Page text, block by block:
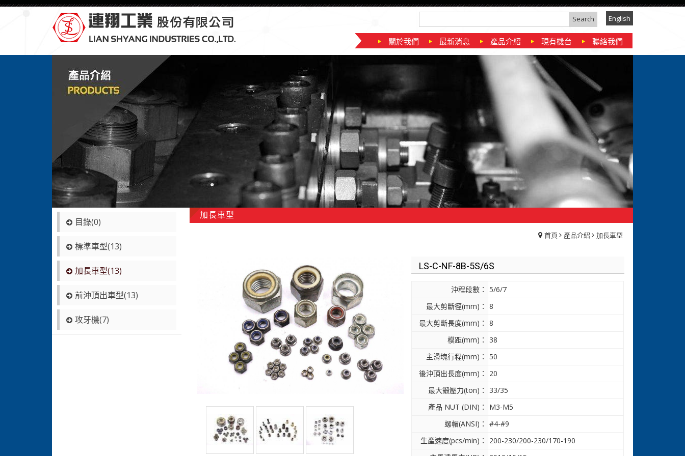
English
關於我們 最新消息 產品介紹 現有機台 聯絡我們
加長車型
首頁 產品介紹 加長車型
LS-C-NF-8B-5S/6S
沖程段數： 5/6/7
最大剪斷徑(mm)： 8
最大剪斷長度(mm)： 8
模距(mm)：
38
主滑塊行程(mm)： 50
後沖頂出長度(mm)：
20
最大鍛壓力(ton)：
33/35
產品 NUT (DIN)：
M3-M5
螺帽(ANSI)： #4-#9
生產速度(pcs/min)：
200-230/200-230/170-190
目錄(0)
標準車型(13)
加長車型(13)
前沖頂出車型(13)
攻牙機(7)